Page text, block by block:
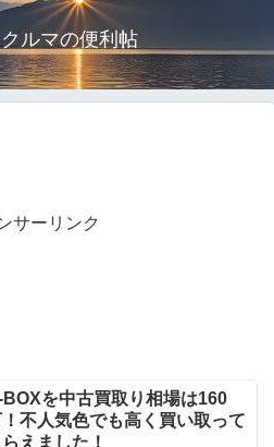
ルマの便利帖
サーリンク
BOXを中古買取り相場は160
不人気色でも高く買い取って
らえました！